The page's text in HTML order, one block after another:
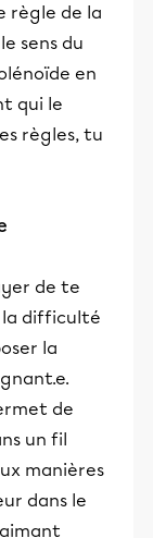
règle de la
sens du
en
qui le
règles, tu
de te
la difficulté
la
de
un fil
manières
dans le